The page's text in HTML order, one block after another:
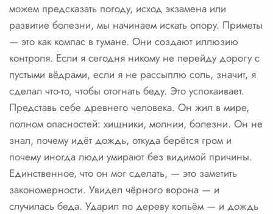
можем предсказать погоду, исход экзамена или
развитие болезни, мы начинаем искать опору. Приметы
— это как компас в тумане. Они создают иллюзию
контроля. Если я сегодня никому не перейду дорогу с
пустыми вёдрами, если я не рассыплю соль, значит, я
сделал что-то, чтобы отогнать беду. Это успокаивает.
Представь себе древнего человека. Он жил в мире,
полном опасностей: хищники, молнии, болезни. Он не
знал, почему идёт дождь, откуда берётся гром и
почему иногда люди умирают без видимой причины.
Единственное, что он мог сделать, — это заметить
закономерности. Увидел чёрного ворона — и
случилась беда. Ударил по дереву копьём — и дождь